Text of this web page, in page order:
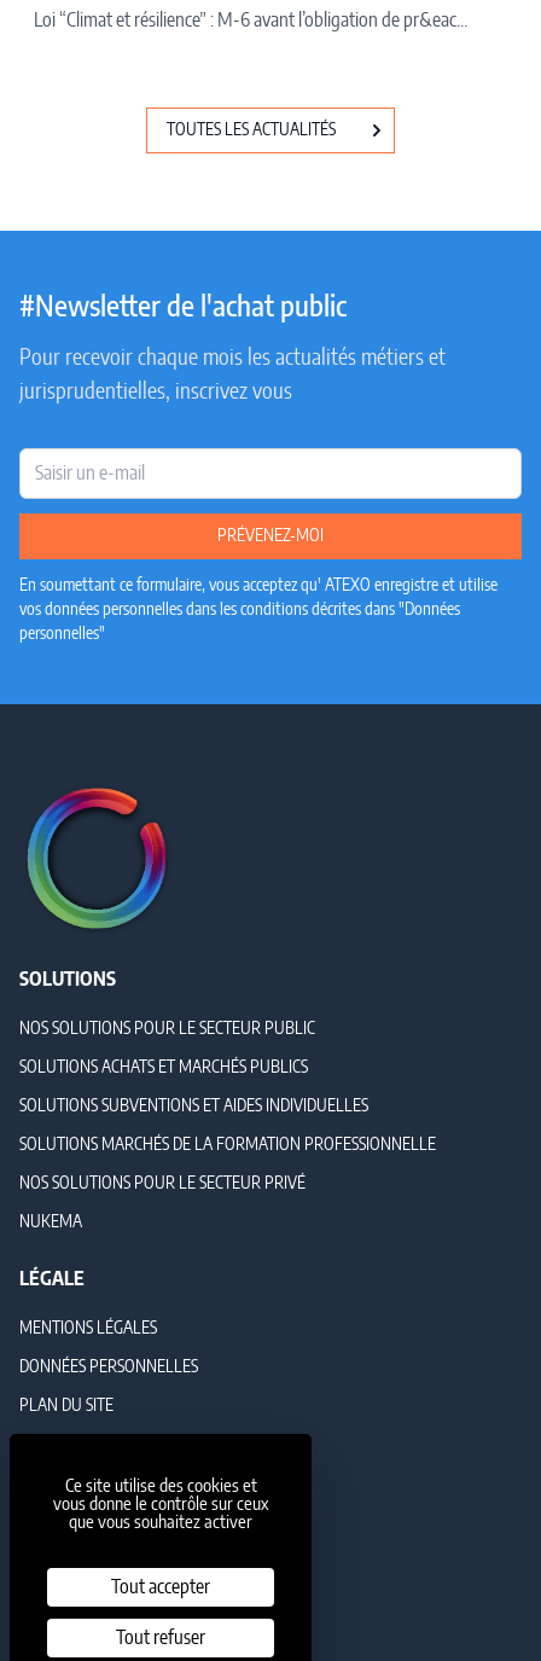
Loi “Climat et résilience” : M-6 avant l’obligation de pr&eac…
TOUTES LES ACTUALITÉS
#Newsletter de l'achat public
Pour recevoir chaque mois les actualités métiers et
jurisprudentielles, inscrivez vous
E-mail
PRÉVENEZ-MOI
En soumettant ce formulaire, vous acceptez qu' ATEXO enregistre et utilise
vos données personnelles dans les conditions décrites dans "Données
personnelles"
SOLUTIONS
NOS SOLUTIONS POUR LE SECTEUR PUBLIC
SOLUTIONS ACHATS ET MARCHÉS PUBLICS
SOLUTIONS SUBVENTIONS ET AIDES INDIVIDUELLES
SOLUTIONS MARCHÉS DE LA FORMATION PROFESSIONNELLE
NOS SOLUTIONS POUR LE SECTEUR PRIVÉ
NUKEMA
LÉGALE
MENTIONS LÉGALES
DONNÉES PERSONNELLES
PLAN DU SITE
NOUS SUIVRE
InstagramTwitter LinkedIn YouTube
NOUS REJOINDRE
Ce site utilise des cookies et
vous donne le contrôle sur ceux
que vous souhaitez activer
Tout accepter
Tout refuser